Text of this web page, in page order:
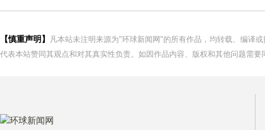
【慎重声明】
凡本站未注明来源为"环球新闻网"的所有作品，均转载、编译
代表本站赞同其观点和对其真实性负责。如因作品内容、版权和其他问题需